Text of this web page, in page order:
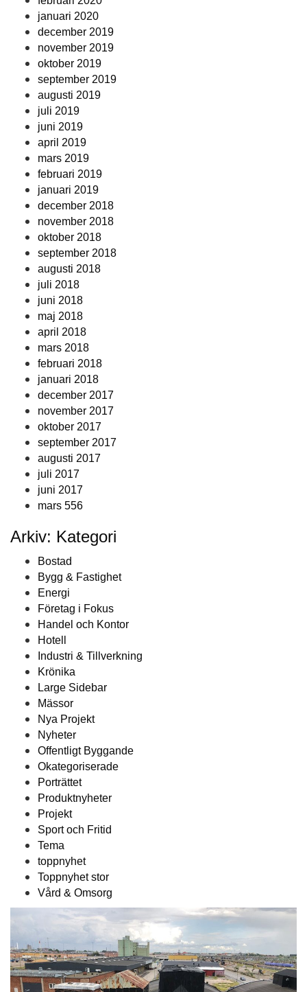
januari 2020
december 2019
november 2019
oktober 2019
september 2019
augusti 2019
juli 2019
juni 2019
april 2019
mars 2019
februari 2019
januari 2019
december 2018
november 2018
oktober 2018
september 2018
augusti 2018
juli 2018
juni 2018
maj 2018
april 2018
mars 2018
februari 2018
januari 2018
december 2017
november 2017
oktober 2017
september 2017
augusti 2017
juli 2017
juni 2017
mars 556
Arkiv: Kategori
Bostad
Bygg & Fastighet
Energi
Företag i Fokus
Handel och Kontor
Hotell
Industri & Tillverkning
Krönika
Large Sidebar
Mässor
Nya Projekt
Nyheter
Offentligt Byggande
Okategoriserade
Porträttet
Produktnyheter
Projekt
Sport och Fritid
Tema
toppnyhet
Toppnyhet stor
Vård & Omsorg